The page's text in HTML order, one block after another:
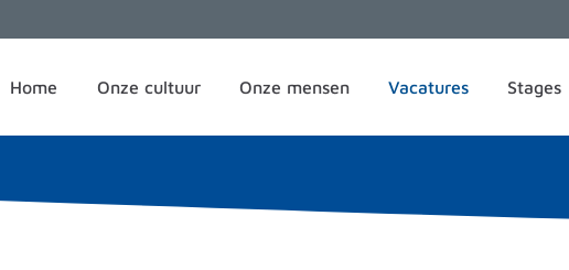
Home Onze cultuur Onze mensen Vacatures Stages